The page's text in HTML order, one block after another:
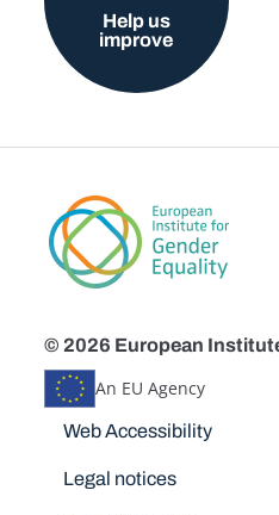
Help us
improve
© 2026 European
An EU Agency
Disclaimers
Web Accessibility
Legal notices